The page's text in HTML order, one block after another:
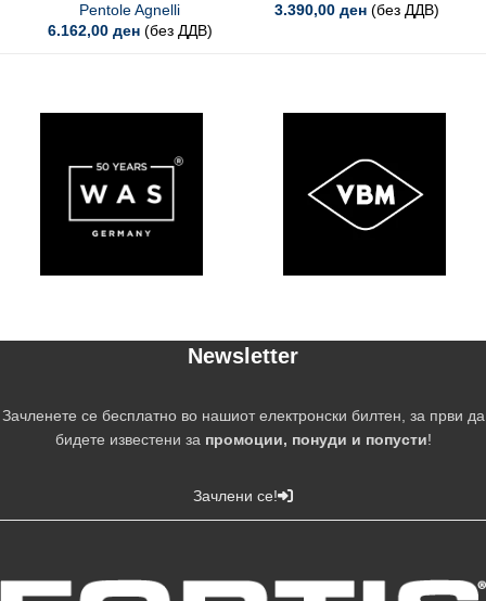
Pentole Agnelli
6.162,00 ден (без ДДВ)
3.390,00 ден (без ДДВ)
Newsletter
Зачленете се бесплатно во нашиот електронски билтен, за први да
бидете известени за промоции, понуди и попусти!
Зачлени се!